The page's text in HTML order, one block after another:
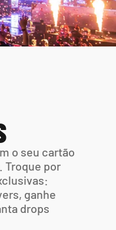
o seu cartão
Troque por
ganhe
drops